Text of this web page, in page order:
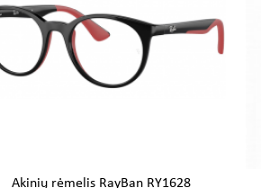
Akinių rėmelis RayBan RY1628